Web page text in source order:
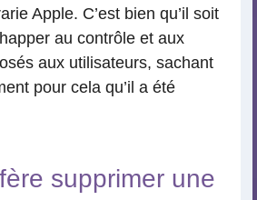
Apple. C’est bien qu’il soit
au contrôle et aux
aux utilisateurs, sachant
pour cela qu’il a été
supprimer une